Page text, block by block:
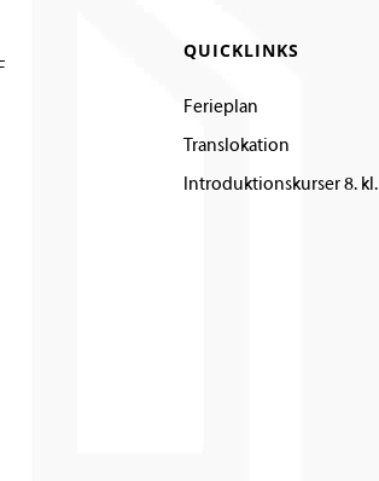
QUICKLINKS
Ferieplan
Translokation
Introduktionskurser 8. kl.